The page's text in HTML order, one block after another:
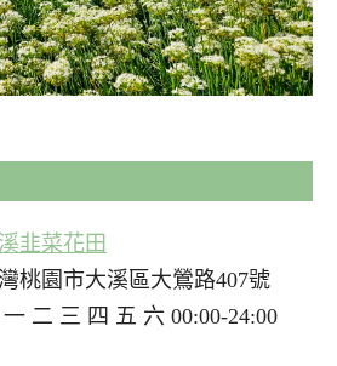
韭菜花田
桃園市大溪區大鶯路407號
二 三 四 五 六 00:00-24:00